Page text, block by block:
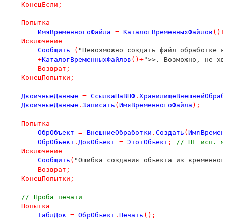
КонецЕсли ;
Попытка
ИмяВременногоФайла = КаталогВременныхФайлов ()+
Исключение
Сообщить
( "Невозможно создать файл обработке
+КаталогВременныхФайлов ()+">>. Возможно, не
Возврат ;
КонецПопытки ;
ДвоичныеДанные = СсылкаНаВПФ .
ДвоичныеДанные . Записать ( ИмяВременногоФайла );
Попытка
ОбрОбъект = ВнешниеОбработки . Создать (
ОбрОбъект . ДокОбъект = ЭтотОбъект ;
// НЕ исп.
Исключение
Сообщить ( "Ошибка создания объекта из
Возврат ;
КонецПопытки ;
// Проба печати
Попытка
ТаблДок = ОбрОбъект . Печать ();